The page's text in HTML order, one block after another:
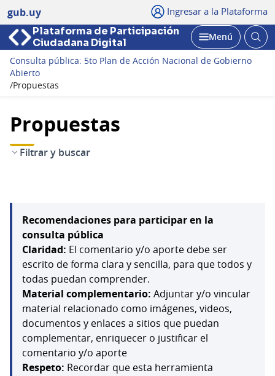
gub.uy Ingresar a la Plataforma
Plataforma de Participación
Ciudadana Digital
Abrir
Menú
Consulta pública: 5to Plan de Acción Nacional de Gobierno
Abierto
/Propuestas
Propuestas
Filtrar y buscar
Recomendaciones para participar en la
consulta pública
Claridad: El comentario y/o aporte debe ser
escrito de forma clara y sencilla, para que todos y
todas puedan comprender.
Material complementario: Adjuntar y/o vincular
material relacionado como imágenes, videos,
documentos y enlaces a sitios que puedan
complementar, enriquecer o justificar el
comentario y/o aporte
Respeto: Recordar que esta herramienta